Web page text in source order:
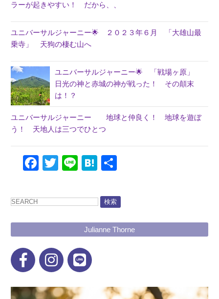
ラーが起きやすい！ だから、、
ユニバーサルジャーニー🌟 ２０２３年６月 「大雄山最
乗寺」 天狗の棲む山へ
ユニバーサルジャーニー🌟 「戦場ヶ原」
日光の神と赤城の神が戦った！ その顛末
は！？
ユニバーサルジャーニー 地球と仲良く！ 地球を遊ぼ
う！ 天地人は三つでひとつ
Facebook
Twitter
LineHatena
検索
Julianne Thorne